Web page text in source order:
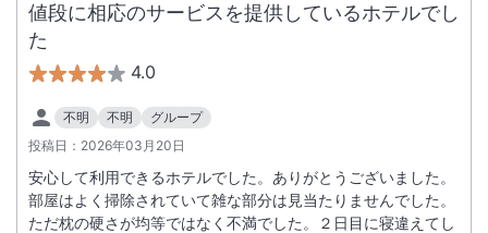
値段に相応のサービスを提供しているホテルでし
た
4.0
不明 不明
グループ
投稿日： 2026年03月20日
安心して利用できるホテルでした。ありがとうございました。
部屋はよく掃除されていて雑な部分は見当たりませんでした。
ただ枕の硬さが均等ではなく不満でした。２日目に寝違えてし